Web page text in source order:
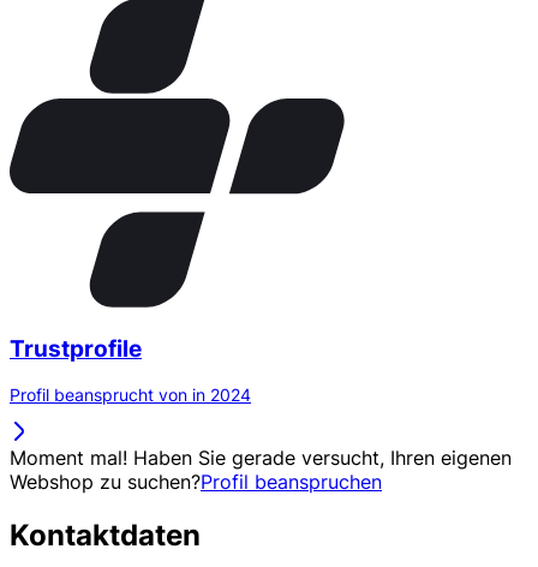
Trustprofile
Profil beansprucht von in 2024
Moment mal! Haben Sie gerade versucht, Ihren eigenen
Webshop zu suchen?Profil beanspruchen
Kontaktdaten